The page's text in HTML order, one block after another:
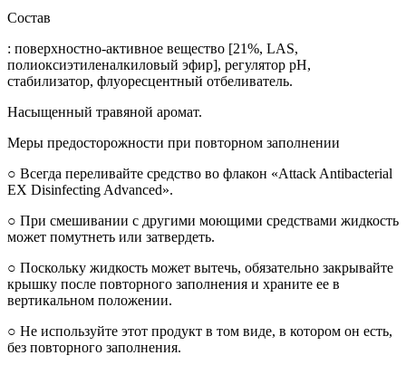
Состав
: поверхностно-активное вещество [21%, LAS,
полиоксиэтиленалкиловый эфир], регулятор pH,
стабилизатор, флуоресцентный отбеливатель.
Насыщенный травяной аромат.
Меры предосторожности при повторном заполнении
○ Всегда переливайте средство во флакон «Attack Antibacterial
EX Disinfecting Advanced».
○ При смешивании с другими моющими средствами жидкость
может помутнеть или затвердеть.
○ Поскольку жидкость может вытечь, обязательно закрывайте
крышку после повторного заполнения и храните ее в
вертикальном положении.
○ Не используйте этот продукт в том виде, в котором он есть,
без повторного заполнения.